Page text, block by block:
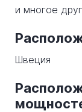
и многое
Швеция